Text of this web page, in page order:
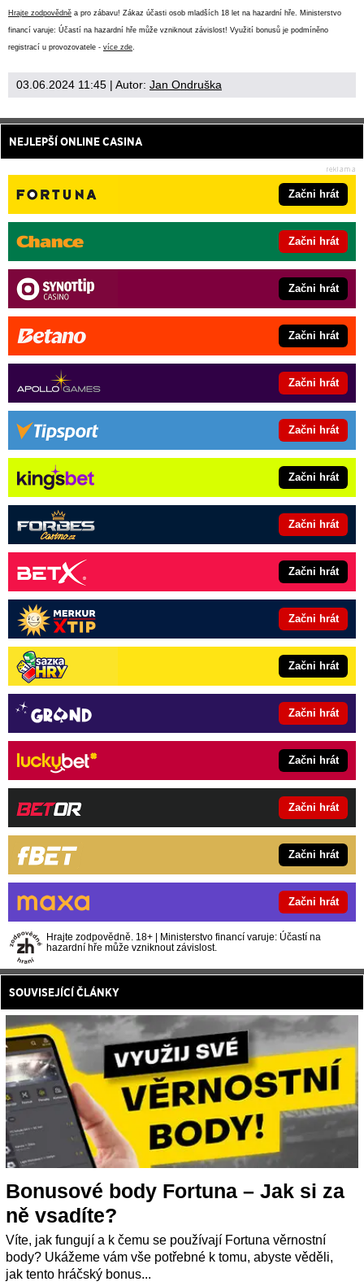
Hrajte zodpovědně a pro zábavu! Zákaz účasti osob mladších 18 let na hazardní hře. Ministerstvo
financí varuje: Účastí na hazardní hře může vzniknout závislost! Využití bonusů je podmíněno
registrací u provozovatele - více zde
03.06.2024 11:45 | Autor: Jan Ondruška
NEJLEPŠÍ ONLINE CASINA
Začni hrát
Začni hrát
Začni hrát
Začni hrát
Začni hrát
Začni hrát
Začni hrát
Začni hrát
Začni hrát
Začni hrát
Začni hrát
Začni hrát
Začni hrát
Začni hrát
Začni hrát
Začni hrát
Hrajte zodpovědně. 18+ | Ministerstvo financí varuje: Účastí na
hazardní hře může vzniknout závislost.
SOUVISEJÍCÍ ČLÁNKY
Bonusové body Fortuna – Jak si za
ně vsadíte?
Víte, jak fungují a k čemu se používají Fortuna věrnostní
body? Ukážeme vám vše potřebné k tomu, abyste věděli,
jak tento hráčský bonus...